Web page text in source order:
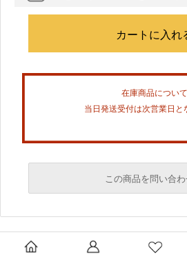
在庫商品について
当日発送受付は次営業日と
この商品を問い合